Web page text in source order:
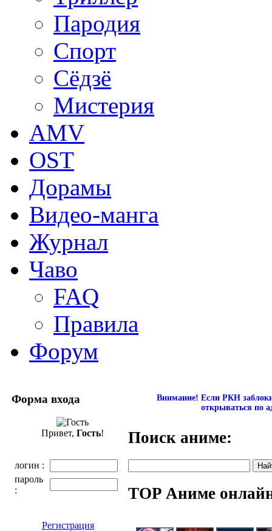
Пародия
Спорт
Сёдзё
Мистерия
AMV
OST
Дорамы
Видео-манга
Журнал
Чаво
FAQ
Правила
Форум
Форма входа
Привет, Гость!
логин :
пароль
:
Регистрация
Внимание! Если РКН
открываться по
Поиск аниме:
TOP Аниме